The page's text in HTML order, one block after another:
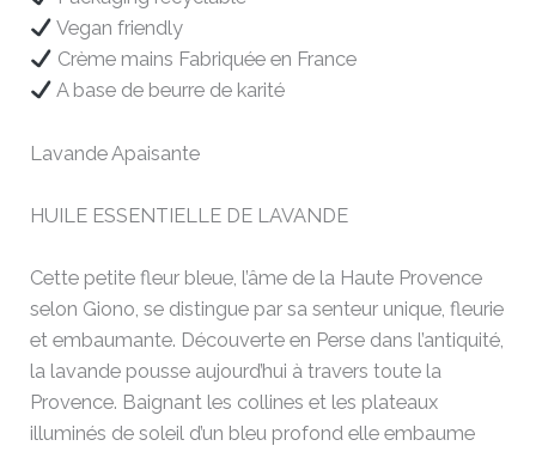
Vegan friendly
Crème mains Fabriquée en France
A base de beurre de karité
Lavande Apaisante
HUILE ESSENTIELLE DE LAVANDE
Cette petite fleur bleue, l’âme de la Haute Provence
selon Giono, se distingue par sa senteur unique, fleurie
et embaumante. Découverte en Perse dans l’antiquité,
la lavande pousse aujourd’hui à travers toute la
Provence. Baignant les collines et les plateaux
illuminés de soleil d’un bleu profond elle embaume